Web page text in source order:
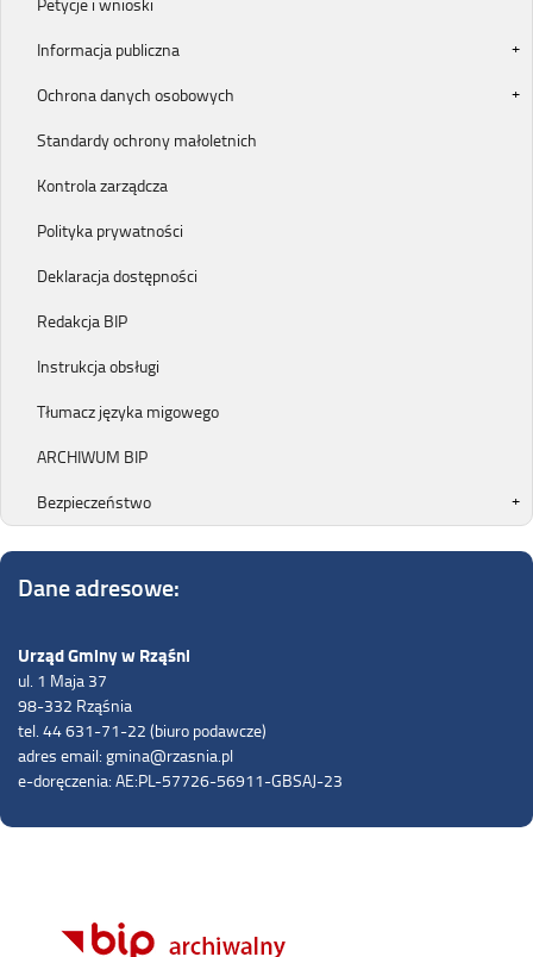
Informacja publiczna
Ochrona danych osobowych
Standardy ochrony małoletnich
Kontrola zarządcza
Polityka prywatności
Deklaracja dostępności
Redakcja BIP
Instrukcja obsługi
Tłumacz języka migowego
ARCHIWUM BIP
Bezpieczeństwo
Dane adresowe:
Urząd Gminy w Rząśni
ul. 1 Maja 37
98-332 Rząśnia
tel. 44 631-71-22 (biuro podawcze)
adres email: gmina@rzasnia.pl
e-doręczenia: AE:PL-57726-56911-GBSAJ-23